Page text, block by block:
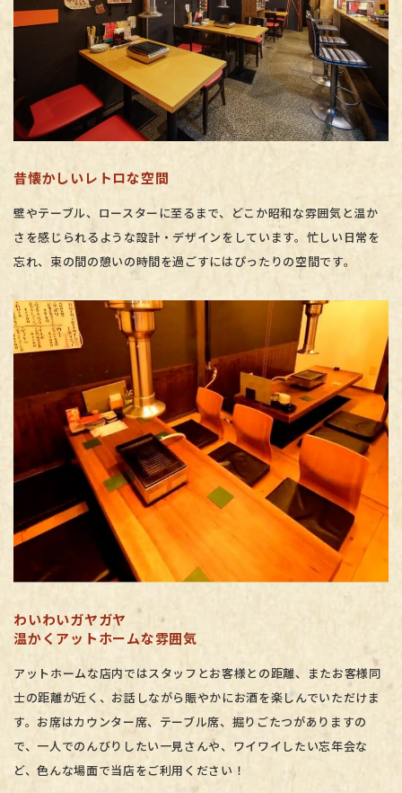
昔懐かしいレトロな空間
壁やテーブル、ロースターに至るまで、どこか昭和な雰囲気と温か
さを感じられるような設計・デザインをしています。忙しい日常を
忘れ、束の間の憩いの時間を過ごすにはぴったりの空間です。
わいわいガヤガヤ
温かくアットホームな雰囲気
アットホームな店内ではスタッフとお客様との距離、またお客様同
士の距離が近く、お話しながら賑やかにお酒を楽しんでいただけま
す。お席はカウンター席、テーブル席、掘りごたつがありますの
で、一人でのんびりしたい一見さんや、ワイワイしたい忘年会な
ど、色んな場面で当店をご利用ください！